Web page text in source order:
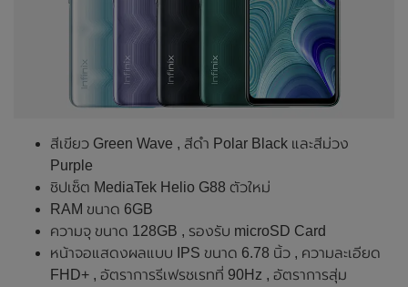
สีเขียว Green Wave , สีดำ Polar Black และสีม่วง
Purple
ชิปเซ็ต MediaTek Helio G88 ตัวใหม่
RAM ขนาด 6GB
ความจุ ขนาด 128GB , รองรับ microSD Card
หน้าจอแสดงผลแบบ IPS ขนาด 6.78 นิ้ว , ความละเอียด
FHD+ , อัตราการรีเฟรชเรทที่ 90Hz , อัตราการสุ่ม